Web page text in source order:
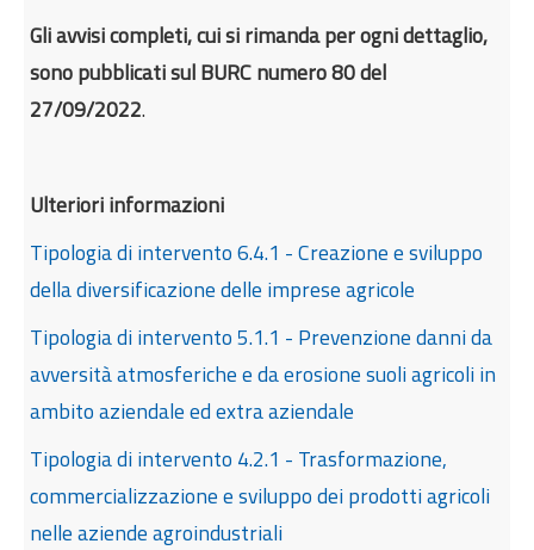
Gli avvisi completi, cui si rimanda per ogni dettaglio,
sono pubblicati sul BURC numero 80 del
27/09/2022.
Ulteriori informazioni
Tipologia di intervento 6.4.1 - Creazione e sviluppo
della diversificazione delle imprese agricole
Tipologia di intervento 5.1.1 - Prevenzione danni da
avversità atmosferiche e da erosione suoli agricoli in
ambito aziendale ed extra aziendale
Tipologia di intervento 4.2.1 - Trasformazione,
commercializzazione e sviluppo dei prodotti agricoli
nelle aziende agroindustriali